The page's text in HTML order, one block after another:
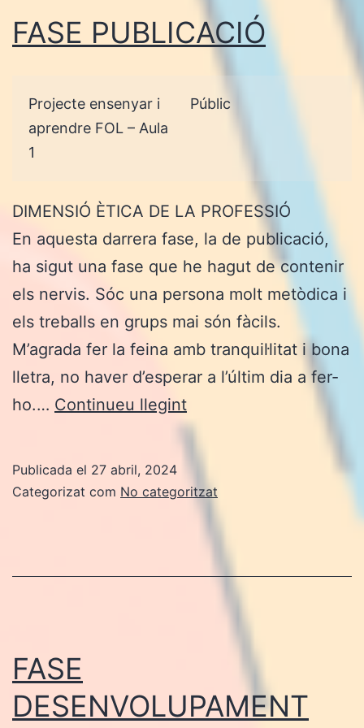
FASE PUBLICACIÓ
Projecte ensenyar i
aprendre FOL – Aula
1
Públic
DIMENSIÓ ÈTICA DE LA PROFESSIÓ
En aquesta darrera fase, la de publicació,
ha sigut una fase que he hagut de contenir
els nervis. Sóc una persona molt metòdica i
els treballs en grups mai són fàcils.
M’agrada fer la feina amb tranquil·litat i bona
lletra, no haver d’esperar a l’últim dia a fer-
ho.… Continueu llegintFASE
PUBLICACIÓ
Publicada el 27 abril, 2024
Categorizat com No categoritzat
FASE
DESENVOLUPAMENT